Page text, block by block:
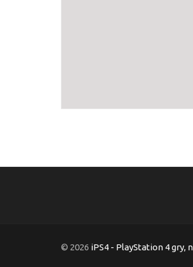
© 2026 iPS4 - PlayStation 4 gry,